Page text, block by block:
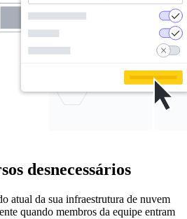
desnecessários
atual da sua infraestrutura de nuvem
quando membros da equipe entram